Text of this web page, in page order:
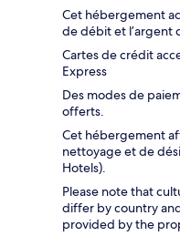
Cet hébergement
de débit et l’argent
Cartes de crédit
Express
Des modes de
offerts.
Cet hébergement
nettoyage et de
Hotels).
Please note that
differ by country
provided by the